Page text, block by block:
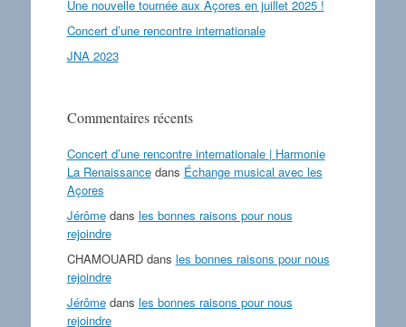
Une nouvelle tournée aux Açores en juillet 2025 !
Concert d’une rencontre internationale
JNA 2023
Commentaires récents
Concert d’une rencontre internationale | Harmonie
La Renaissancedans Échange musical avec les
Açores
Jérômedans les bonnes raisons pour nous
rejoindre
CHAMOUARDdans les bonnes raisons pour nous
rejoindre
Jérômedans les bonnes raisons pour nous
rejoindre